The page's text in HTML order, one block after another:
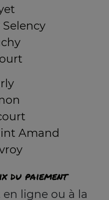
Amand
du paiement
ligne ou à la